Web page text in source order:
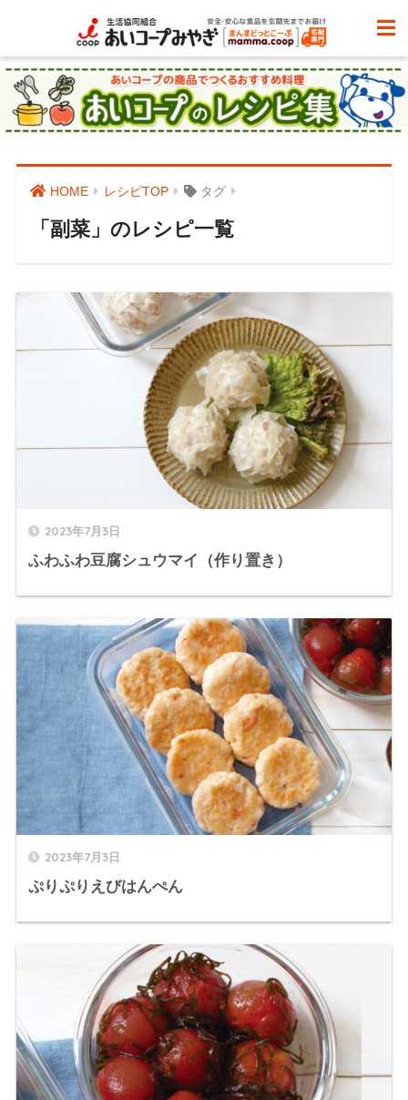
HOME レシピTOP タグ
「副菜」のレシピ一覧
2023年7月3日
ふわふわ豆腐シュウマイ（作り置き）
2023年7月3日
ぷりぷりえびはんぺん